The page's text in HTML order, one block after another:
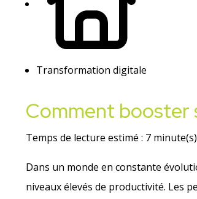
Transformation digitale
Comment booster
Temps de lecture estimé : 7 minute(s)
Dans un monde en constante
niveaux élevés de productivité. Les